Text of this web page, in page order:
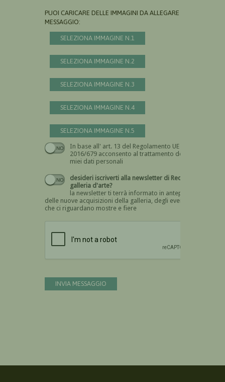
PUOI CARICARE DELLE IMMAGINI DA ALLEGARE AL
MESSAGGIO:
SELEZIONA IMMAGINE N.1
SELEZIONA IMMAGINE N.2
SELEZIONA IMMAGINE N.3
SELEZIONA IMMAGINE N.4
SELEZIONA IMMAGINE N.5
In base all' art. 13 del Regolamento UE n.
2016/679 acconsento al trattamento dei
miei dati personali
Devi dare il consenso
desideri iscriverti alla newsletter di Recta
galleria d'arte?
la newsletter ti terrà informato in anteprima
delle nuove acquisizioni della galleria, degli eventi
che ci riguardano mostre e fiere
INVIA MESSAGGIO